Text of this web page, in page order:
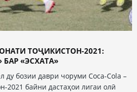
ТОҶИКИСТОН-2021:
«ЭСХАТА»
ду бозии даври чоруми Coca-Cola –
2021 байни дастаҳои лигаи олӣ